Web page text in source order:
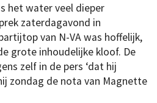
het water veel dieper
zaterdagavond in
van N-VA was hoffelijk,
grote inhoudelijke kloof. De
zelf in de pers ‘dat hij
zondag de nota van Magnette